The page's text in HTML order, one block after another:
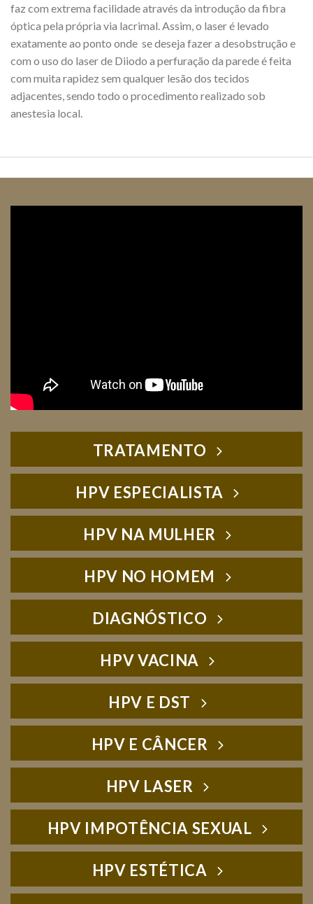
faz com extrema facilidade através da introdução da fibra
óptica pela própria via lacrimal. Assim, o laser é levado
exatamente ao ponto onde se deseja fazer a desobstrução e
com o uso do laser de Diiodo a perfuração da parede é feita
com muita rapidez sem qualquer lesão dos tecidos
adjacentes, sendo todo o procedimento realizado sob
anestesia local.
TRATAMENTO
HPV ESPECIALISTA
HPV NA MULHER
HPV NO HOMEM
DIAGNÓSTICO
HPV VACINA
HPV E DST
HPV E CÂNCER
HPV LASER
HPV IMPOTÊNCIA SEXUAL
HPV ESTÉTICA